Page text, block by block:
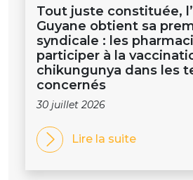
Tout juste constituée,
Guyane obtient sa
syndicale : les
participer à la
chikungunya dans les
concernés
30 juillet 2026
Lire la suite